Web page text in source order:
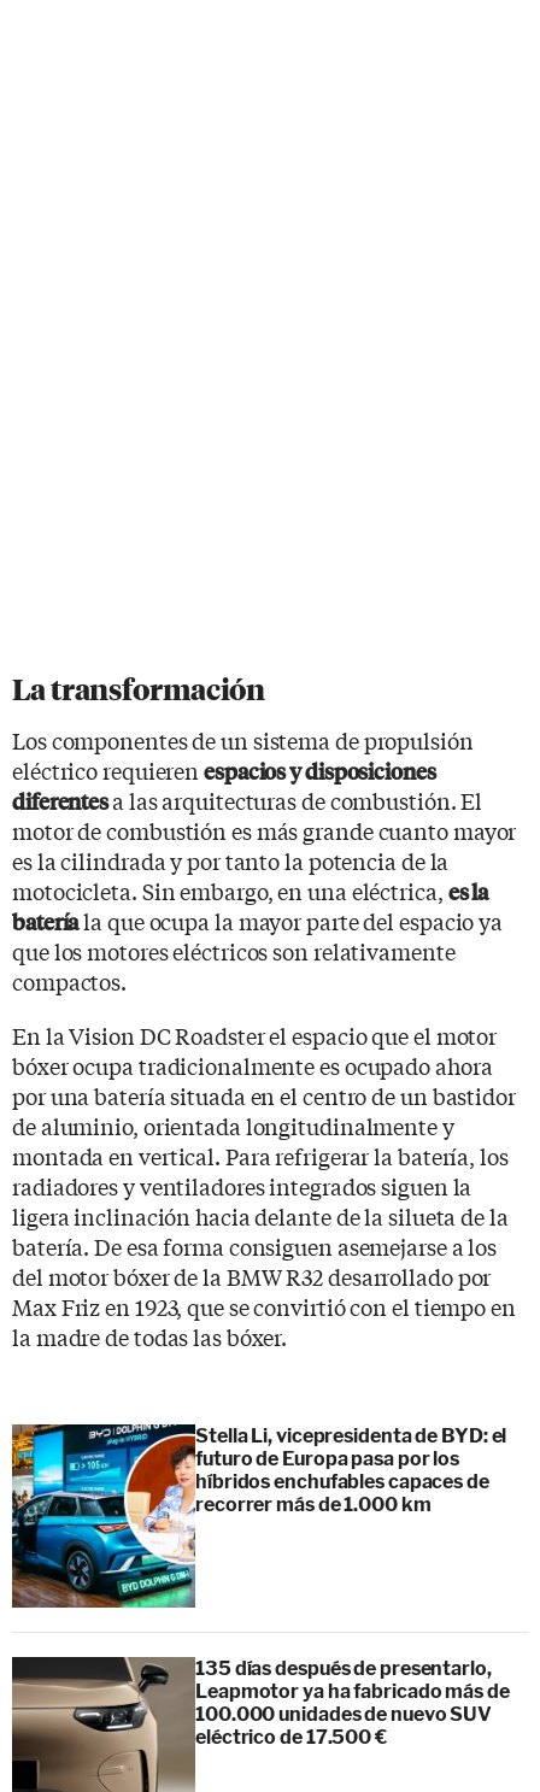
La transformación
Los componentes de un sistema de propulsión
eléctrico requieren espacios y disposiciones
diferentesa las arquitecturas de combustión. El
motor de combustión es más grande cuanto mayor
es la cilindrada y por tanto la potencia de la
motocicleta. Sin embargo, en una eléctrica, es la
bateríala que ocupa la mayor parte del espacio ya
que los motores eléctricos son relativamente
compactos.
En la Vision DC Roadster el espacio que el motor
bóxer ocupa tradicionalmente es ocupado ahora
por una batería situada en el centro de un bastidor
de aluminio, orientada longitudinalmente y
montada en vertical. Para refrigerar la batería, los
radiadores y ventiladores integrados siguen la
ligera inclinación hacia delante de la silueta de la
batería. De esa forma consiguen asemejarse a los
del motor bóxer de la BMW R32 desarrollado por
Max Friz en 1923, que se convirtió con el tiempo en
la madre de todas las bóxer.
Stella Li, vicepresidenta de BYD: el
futuro de Europa pasa por los
híbridos enchufables capaces de
recorrer más de 1.000 km
135 días después de presentarlo,
Leapmotor ya ha fabricado más de
100.000 unidades de nuevo SUV
eléctrico de 17.500 €